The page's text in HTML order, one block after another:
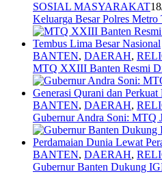
SOSIAL MASYARAKAT
Keluarga Besar Polres
BANTEN, DAERAH,
MTQ XXIII Banten Resmi
BANTEN, DAERAH,
Gubernur Andra Soni: MTQ
BANTEN, DAERAH,
Gubernur Banten Dukung